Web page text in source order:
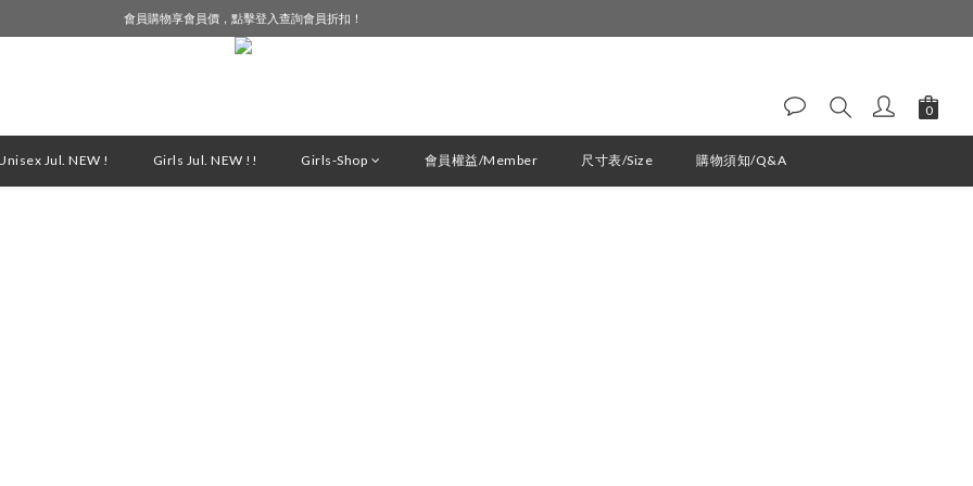
LINE好友募集中，加入就送購物金$50！
會員購物享會員價，點擊登入查詢會員折扣！
LINE好友募集中，加入就送購物金$50！
Jul. NEW ! Girls Jul. NEW !! Girls-Shop 會員權益/Member 尺寸表/Size 購物須知/Q&A